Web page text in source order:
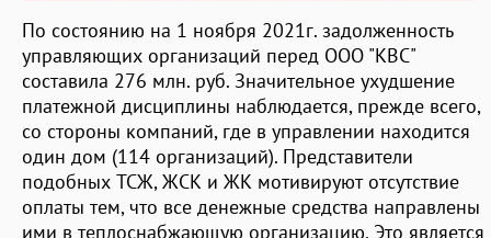
По состоянию на 1 ноября 2021г. задолженность
управляющих организаций перед ООО "КВС"
составила 276 млн. руб. Значительное ухудшение
платежной дисциплины наблюдается, прежде всего,
со стороны компаний, где в управлении находится
один дом (114 организаций). Представители
подобных ТСЖ, ЖСК и ЖК мотивируют отсутствие
оплаты тем, что все денежные средства направлены
ими в теплоснабжающую организацию. Это является